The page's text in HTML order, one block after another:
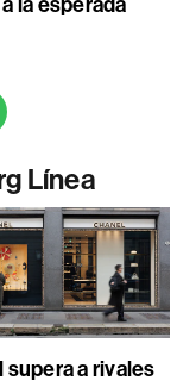
Línea
supera a rivales